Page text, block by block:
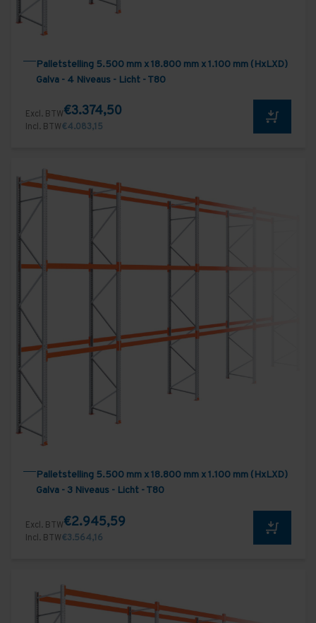
Palletstelling 5.500 mm x 18.800 mm x 1.100 mm (HxLXD)
Galva - 4 Niveaus - Licht - T80
Excl. BTW€3.374,50
Incl. BTW€4.083,15
Palletstelling 5.500 mm x 18.800 mm x 1.100 mm (HxLXD)
Galva - 3 Niveaus - Licht - T80
Excl. BTW€2.945,59
Incl. BTW€3.564,16